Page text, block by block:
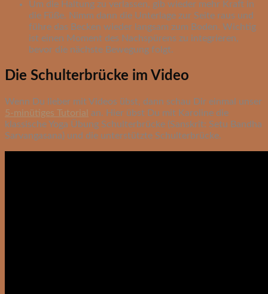
Um die Haltung zu verlassen, gib wieder mehr Kraft in
die Füße. Nimm dann die Unterlage zur Seite raus und
führe das Becken wieder langsam zum Boden. Wichtig
ist einen Moment des Nachspürens zu integrieren,
bevor die nächste Bewegung folgt.
Die Schulterbrücke im Video
Wenn Du lieber mit Videos übst, dann schau Dir einmal unser
5-minütiges Tutorial
an. Hier übst Du mit Karoline die
klassische Yoga Übung Schulterbrücke (Sanskrit: Setu Bandha
Sarvangasana) und die unterstützte Schulterbrücke.